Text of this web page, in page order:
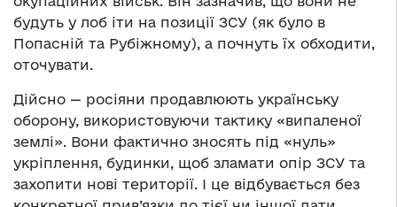
будуть у лоб іти на позиції ЗСУ (як було в
Попасній та Рубіжному), а почнуть їх обходити,
оточувати.
Дійсно — росіяни продавлюють українську
оборону, використовуючи тактику «випаленої
землі». Вони фактично зносять під «нуль»
укріплення, будинки, щоб зламати опір ЗСУ та
захопити нові території. І це відбувається без